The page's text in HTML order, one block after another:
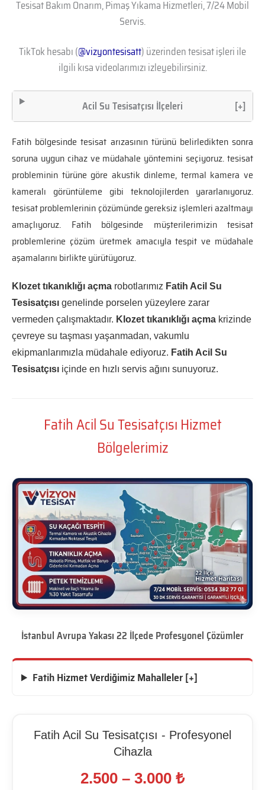
Tesisat Bakım Onarım, Pimaş Yıkama Hizmetleri, 7/24 Mobil
Servis.
TikTok hesabı (@vizyontesisatt) üzerinden tesisat işleri ile
ilgili kısa videolarımızı izleyebilirsiniz.
Acil Su Tesisatçısı İlçeleri [+]
Fatih bölgesinde tesisat arızasının türünü belirledikten sonra
soruna uygun cihaz ve müdahale yöntemini seçiyoruz. tesisat
probleminin türüne göre akustik dinleme, termal kamera ve
kameralı görüntüleme gibi teknolojilerden yararlanıyoruz.
tesisat problemlerinin çözümünde gereksiz işlemleri azaltmayı
amaçlıyoruz. Fatih bölgesinde müşterilerimizin tesisat
problemlerine çözüm üretmek amacıyla tespit ve müdahale
aşamalarını birlikte yürütüyoruz.
Klozet tıkanıklığı açma robotlarımız Fatih Acil Su
Tesisatçısı genelinde porselen yüzeylere zarar
vermeden çalışmaktadır. Klozet tıkanıklığı açma krizinde
çevreye su taşması yaşanmadan, vakumlu
ekipmanlarımızla müdahale ediyoruz. Fatih Acil Su
Tesisatçısı içinde en hızlı servis ağını sunuyoruz.
Fatih Acil Su Tesisatçısı Hizmet
Bölgelerimiz
İstanbul Avrupa Yakası 22 İlçede Profesyonel Çözümler
Fatih Hizmet Verdiğimiz Mahalleler [+]
Fatih Acil Su Tesisatçısı - Profesyonel
Cihazla
2.500 – 3.000 ₺